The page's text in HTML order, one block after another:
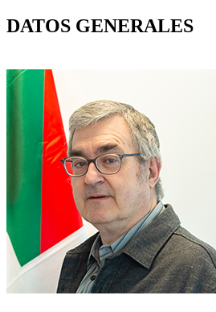
DATOS GENERALES